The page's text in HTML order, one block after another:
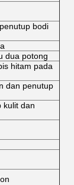
bodi
dua potong
hitam pada
dan penutup
kulit dan